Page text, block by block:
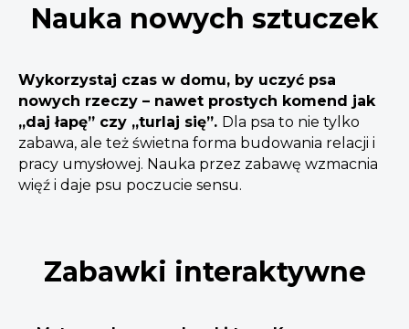
Nauka nowych sztuczek
Wykorzystaj czas w domu, by uczyć psa
nowych rzeczy – nawet prostych komend jak
„daj łapę” czy „turlaj się”. Dla psa to nie tylko
zabawa, ale też świetna forma budowania relacji i
pracy umysłowej. Nauka przez zabawę wzmacnia
więź i daje psu poczucie sensu.
Zabawki interaktywne